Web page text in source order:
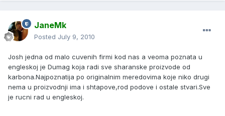
JaneMk
Posted July 9, 2010
Josh jedna od malo cuvenih firmi kod nas a veoma poznata u
engleskoj je Dumag koja radi sve sharanske proizvode od
karbona.Najpoznatija po originalnim meredovima koje niko drugi
nema u proizvodnji ima i shtapove,rod podove i ostale stvari.Sve
je rucni rad u engleskoj.